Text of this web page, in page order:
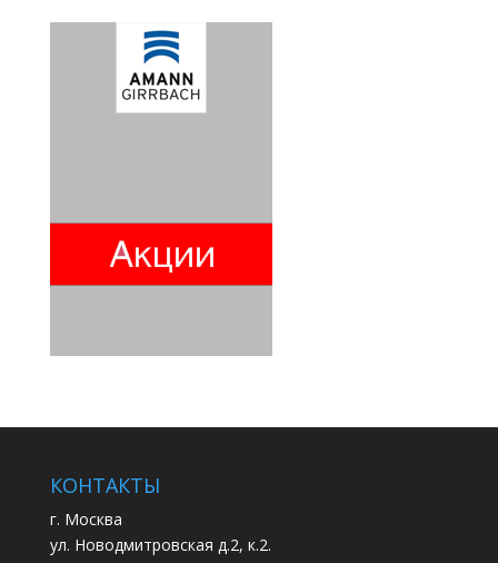
КОНТАКТЫ
г. Москва
ул. Новодмитровская д.2, к.2.